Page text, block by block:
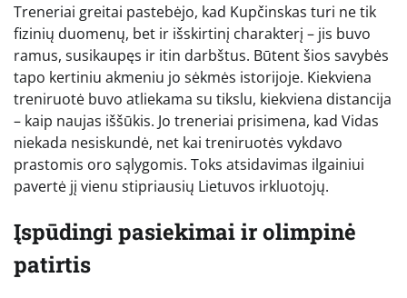
Treneriai greitai pastebėjo, kad Kupčinskas turi ne tik
fizinių duomenų, bet ir išskirtinį charakterį – jis buvo
ramus, susikaupęs ir itin darbštus. Būtent šios savybės
tapo kertiniu akmeniu jo sėkmės istorijoje. Kiekviena
treniruotė buvo atliekama su tikslu, kiekviena distancija
– kaip naujas iššūkis. Jo treneriai prisimena, kad Vidas
niekada nesiskundė, net kai treniruotės vykdavo
prastomis oro sąlygomis. Toks atsidavimas ilgainiui
pavertė jį vienu stipriausių Lietuvos irkluotojų.
Įspūdingi pasiekimai ir olimpinė
patirtis